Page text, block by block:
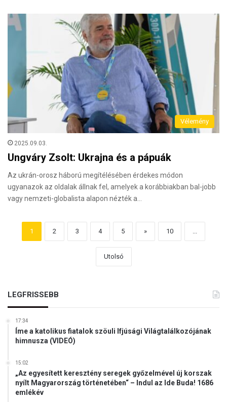
Vélemény
2025.09.03.
Ungváry Zsolt: Ukrajna és a pápuák
Az ukrán-orosz háború megítélésében érdekes módon
ugyanazok az oldalak állnak fel, amelyek a korábbiakban bal-jobb
vagy nemzeti-globalista alapon nézték a…
1 2 3 4 5 » 10 ...
Utolsó
LEGFRISSEBB
17:34
Íme a katolikus fiatalok szöuli Ifjúsági Világtalálkozójának
himnusza (VIDEÓ)
15:02
„Az egyesített keresztény seregek győzelmével új korszak
nyílt Magyarország történetében“ – Indul az Ide Buda! 1686
emlékév